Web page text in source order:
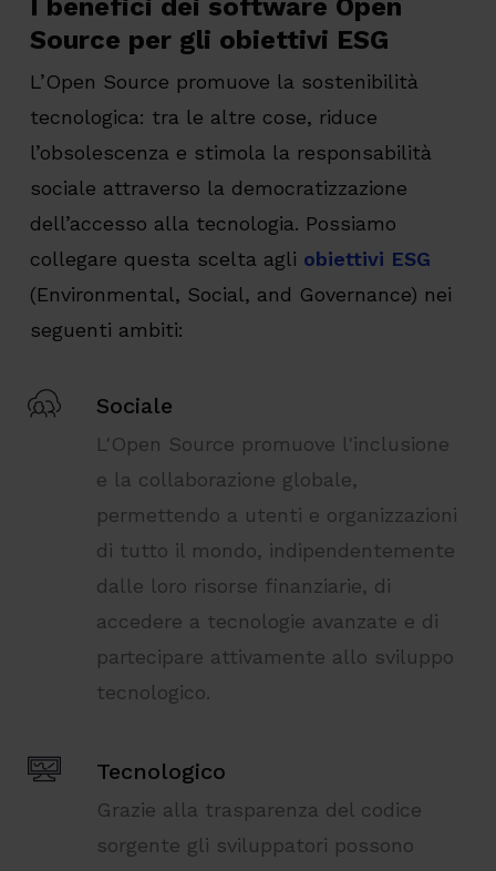
I benefici dei software Open
Source per gli obiettivi ESG
L’Open Source promuove la sostenibilità
tecnologica: tra le altre cose, riduce
l’obsolescenza e stimola la responsabilità
sociale attraverso la democratizzazione
dell’accesso alla tecnologia. Possiamo
collegare questa scelta agli obiettivi ESG
(Environmental, Social, and Governance) nei
seguenti ambiti:
Sociale
L'Open Source promuove l'inclusione
e la collaborazione globale,
permettendo a utenti e organizzazioni
di tutto il mondo, indipendentemente
dalle loro risorse finanziarie, di
accedere a tecnologie avanzate e di
partecipare attivamente allo sviluppo
tecnologico.
Tecnologico
Grazie alla trasparenza del codice
sorgente gli sviluppatori possono